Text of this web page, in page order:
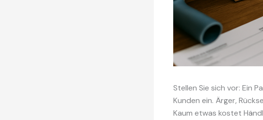
Stellen Sie sich vor: Ein
Kunden ein. Ärger,
Kaum etwas kostet